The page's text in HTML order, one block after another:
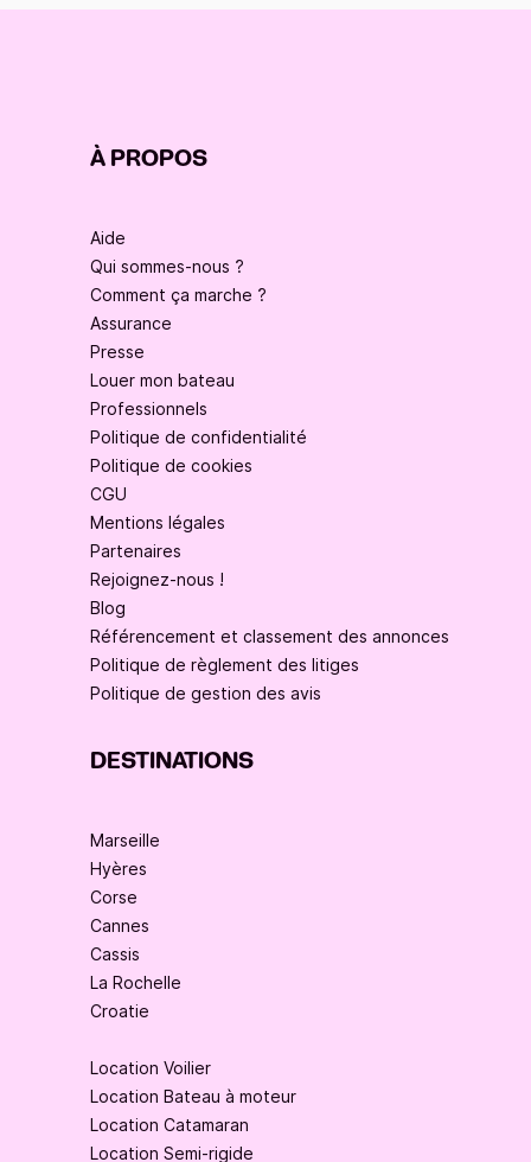
À PROPOS
Aide
Qui sommes-nous ?
Comment ça marche ?
Assurance
Presse
Louer mon bateau
Professionnels
Politique de confidentialité
Politique de cookies
CGU
Mentions légales
Partenaires
Rejoignez-nous !
Blog
Référencement et classement des annonces
Politique de règlement des litiges
Politique de gestion des avis
DESTINATIONS
Marseille
Hyères
Corse
Cannes
Cassis
La Rochelle
Croatie
Location Voilier
Location Bateau à moteur
Location Catamaran
Location Semi-rigide